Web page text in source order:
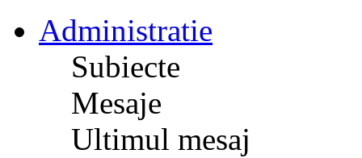
Administratie
Subiecte
Mesaje
Ultimul mesaj